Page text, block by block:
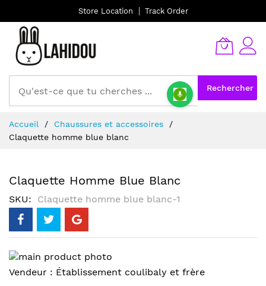
Store Location Track Order
Rechercher
au
contenu
Accueil
Chaussures et accessoires
Claquette homme blue blanc
Claquette Homme Blue Blanc
SKU Claquette homme blue blanc-1
Skip
to
Skip
Vendeur : Établissement coulibaly et frère